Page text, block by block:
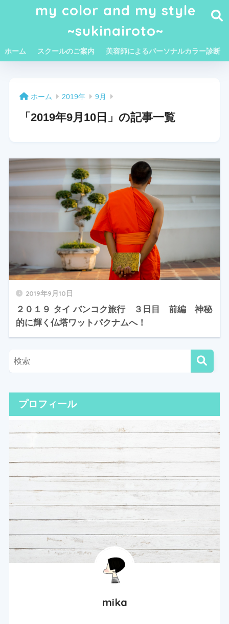
my color and my style
~sukinairoto~
ホーム スクールのご案内 美容師によるパーソナルカラー診断
ホーム 2019年 9月
「2019年9月10日」の記事一覧
2019年9月10日
２０１９ タイ バンコク旅行 ３日目 前編 神秘
的に輝く仏塔ワットパクナムへ！
プロフィール
mika